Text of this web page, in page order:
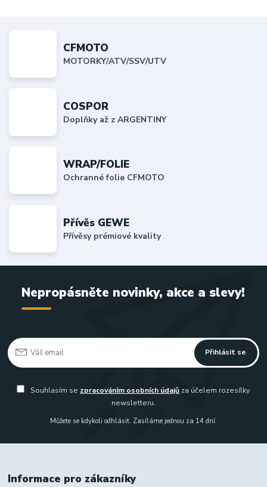
CFMOTO
MOTORKY/ATV/SSV/UTV
COSPOR
Doplňky až z ARGENTINY
WRAP/FOLIE
Ochranné folie CFMOTO
Přívěs GEWE
Přívěsy prémiové kvality
Nepropásněte novinky, akce a slevy!
Přihlásit se
Souhlasím se zpracováním osobních údajů za účelem rozesílky
newsletteru.
Můžete se kdykoli odhlásit. Zasíláme jednou za 14 dní.
Informace pro zákazníky